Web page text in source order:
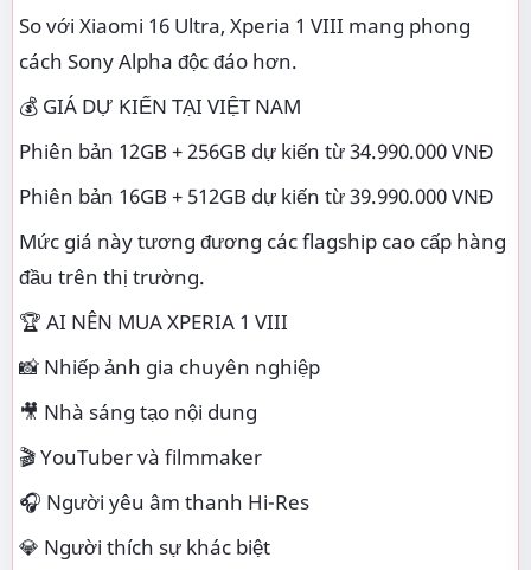
So với Xiaomi 16 Ultra, Xperia 1 VIII mang phong
cách Sony Alpha độc đáo hơn.
💰 GIÁ DỰ KIẾN TẠI VIỆT NAM
Phiên bản 12GB + 256GB dự kiến từ 34.990.000 VNĐ
Phiên bản 16GB + 512GB dự kiến từ 39.990.000 VNĐ
Mức giá này tương đương các flagship cao cấp hàng
đầu trên thị trường.
🏆 AI NÊN MUA XPERIA 1 VIII
📸 Nhiếp ảnh gia chuyên nghiệp
🎥 Nhà sáng tạo nội dung
🎬 YouTuber và filmmaker
🎧 Người yêu âm thanh Hi-Res
💎 Người thích sự khác biệt